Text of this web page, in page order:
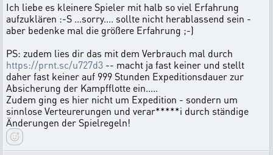
Ich liebe es kleinere Spieler mit halb so viel Erfahrung
aufzuklären :-S ...sorry.... sollte nicht herablassend sein -
aber bedenke mal die größere Erfahrung ;-)
PS: zudem lies dir das mit dem Verbrauch mal durch
https://prnt.sc/u727d3 -- macht ja fast keiner und stellt
daher fast keiner auf 999 Stunden Expeditionsdauer zur
Absicherung der Kampfflotte ein.....
Zudem ging es hier nicht um Expedition - sondern um
sinnlose Verteurerungen und verar*****i durch ständige
Änderungen der Spielregeln!